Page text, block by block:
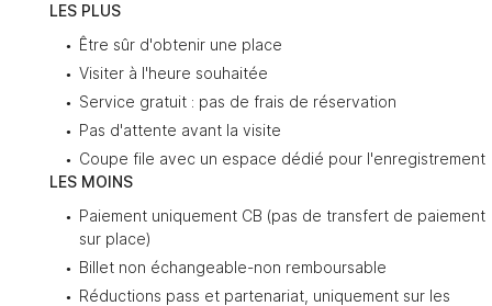
LES PLUS
Être sûr d'obtenir une place
Visiter à l'heure souhaitée
Service gratuit : pas de frais de réservation
Pas d'attente avant la visite
Coupe file avec un espace dédié pour l'enregistrement
LES MOINS
Paiement uniquement CB (pas de transfert de paiement
sur place)
Billet non échangeable-non remboursable
Réductions pass et partenariat, uniquement sur les